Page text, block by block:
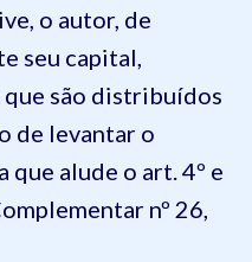
o autor, de
seu capital,
são distribuídos
de levantar o
que alude o art. 4º e
nº 26,